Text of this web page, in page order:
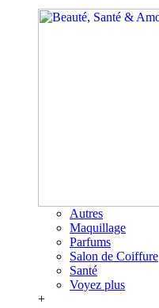
Autres
Maquillage
Parfums
Salon de Coiffure
Santé
Voyez plus
+